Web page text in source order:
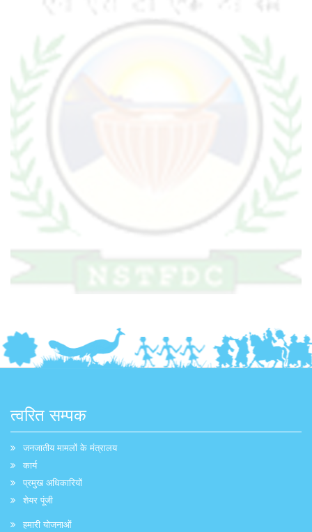
त्वरित सम्पक
जनजातीय मामलों के मंत्रालय
कार्य
प्रमुख अधिकारियों
शेयर पूंजी
हमारी योजनाओं